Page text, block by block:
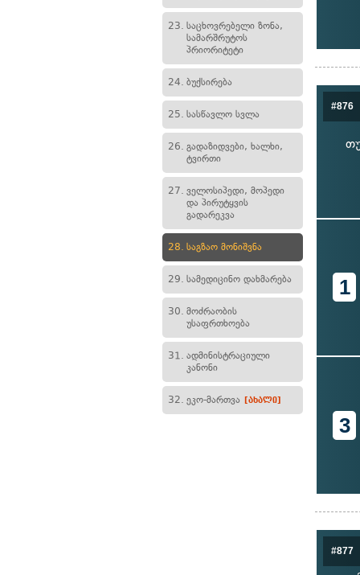
23. საცხოვრებელი ზონა,
სამარშრუტოს
პრიორიტეტი
24. ბუქსირება
25. სასწავლო სვლა
26. გადაზიდვები, ხალხი,
ტვირთი
27. ველოსიპედი, მოპედი
და პირუტყვის
გადარეკვა
28. საგზაო მონიშვნა
29. სამედიცინო დახმარება
30. მოძრაობის
უსაფრთხოება
31. ადმინისტრაციული
კანონი
32. ეკო-მართვა [ახალი]
#876
1
3
#877